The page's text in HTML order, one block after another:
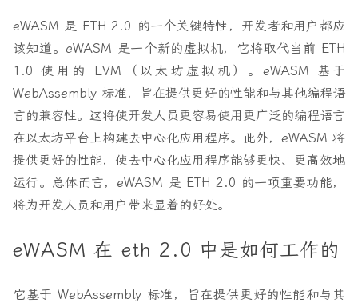
eWASM 是 ETH 2.0 的一个关键特性，开发者和用户都应
该知道。eWASM 是一个新的虚拟机，它将取代当前 ETH
1.0 使用的 EVM（以太坊虚拟机）。eWASM 基于
WebAssembly 标准，旨在提供更好的性能和与其他编程语
言的兼容性。这将使开发人员更容易使用更广泛的编程语言
在以太坊平台上构建去中心化应用程序。此外，eWASM 将
提供更好的性能，使去中心化应用程序能够更快、更高效地
运行。总体而言，eWASM 是 ETH 2.0 的一项重要功能，
将为开发人员和用户带来显着的好处。
eWASM 在 eth 2.0 中是如何工作的
它基于 WebAssembly 标准，旨在提供更好的性能和与其